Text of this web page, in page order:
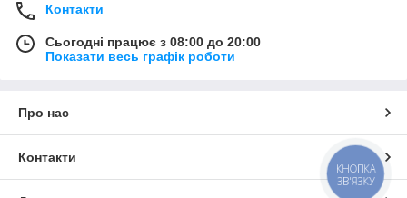
Контакти
Сьогодні працює з 08:00 до 20:00
Показати весь графік роботи
Про нас
Контакти
КНОПКА
ЗВ'ЯЗКУ